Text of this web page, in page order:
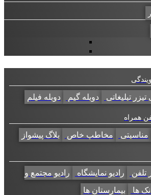
تبلیغاتی دوبله گیم دوبله فیلم
همراه
مناسبتی مخاطب خاص بلاگ پیشواز
تلفن رادیو نمایشگاه
رادیو مجتمع و
ها بیمارستان ها